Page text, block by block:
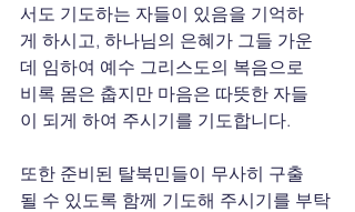
서도 기도하는 자들이 있음을 기억하
게 하시고, 하나님의 은혜가 그들 가운
데 임하여 예수 그리스도의 복음으로
비록 몸은 춥지만 마음은 따뜻한 자들
이 되게 하여 주시기를 기도합니다.
또한 준비된 탈북민들이 무사히 구출
될 수 있도록 함께 기도해 주시기를 부탁